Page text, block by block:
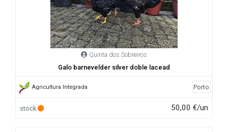
Quinta dos Sobreiros
Galo barnevelder silver doble lacead
Agricultura Integrada Porto
stock 50,00 €/un